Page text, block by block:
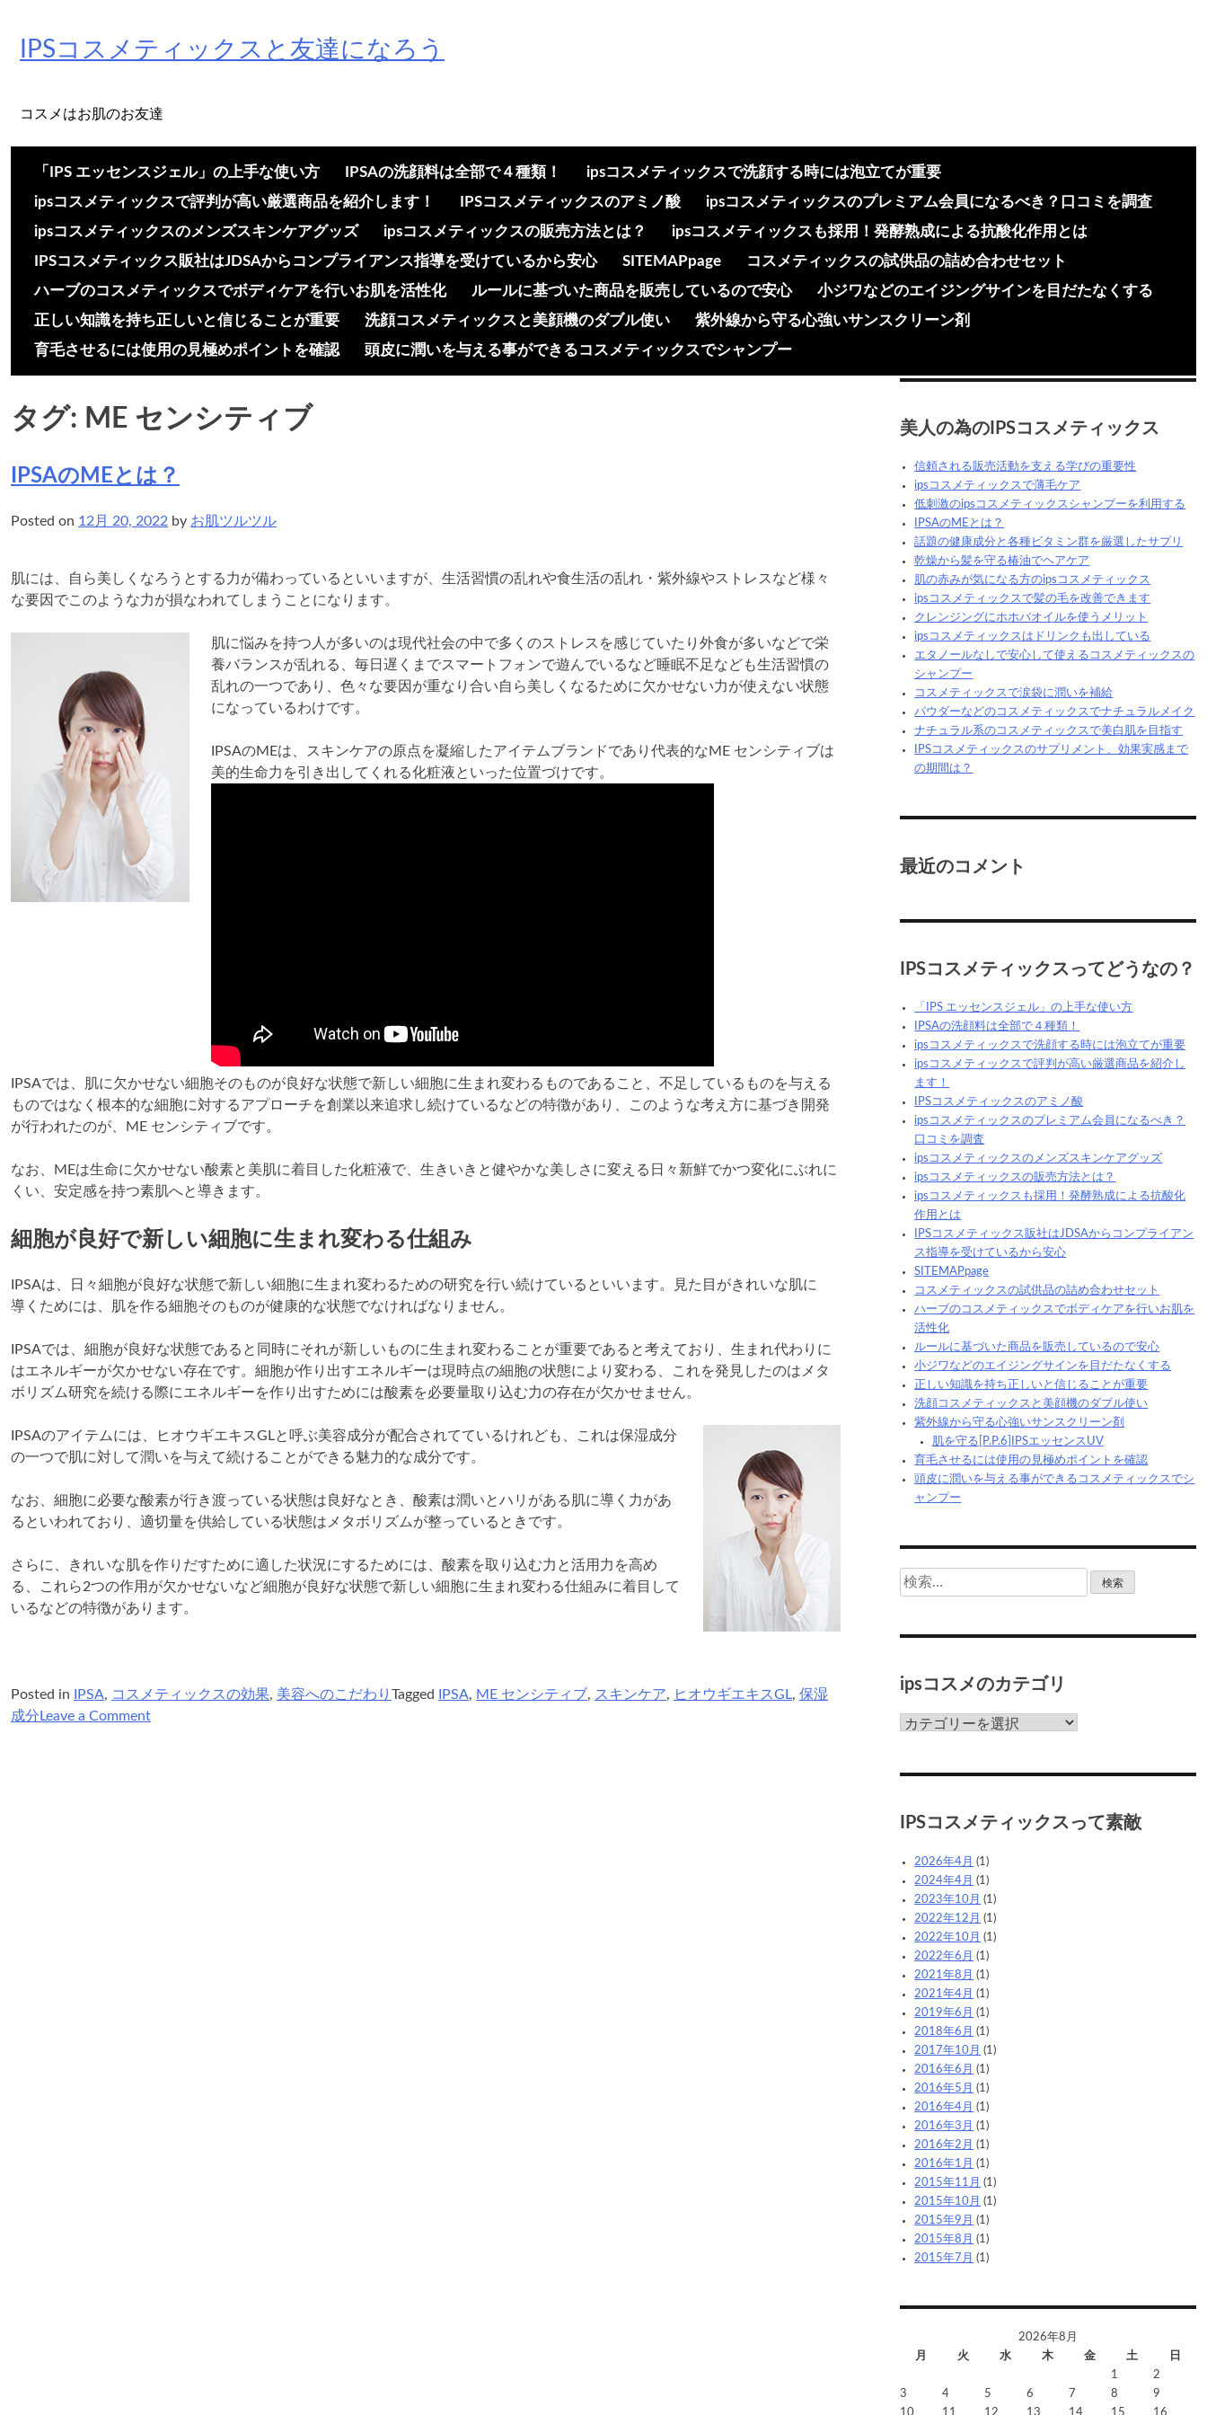
content
IPSコスメティックスと友達になろう
コスメはお肌のお友達
「IPS エッセンスジェル」の上手な使い方 IPSAの洗顔料は全部で４種類！
ipsコスメティックスで洗顔する時には泡立てが重要
ipsコスメティックスで評判が高い厳選商品を紹介します！
IPSコスメティックスのアミノ酸
ipsコスメティックスのプレミアム会員になるべき？口コミを調査
ipsコスメティックスのメンズスキンケアグッズ
ipsコスメティックスの販売方法とは？
ipsコスメティックスも採用！発酵熟成による抗酸化作用とは
IPSコスメティックス販社はJDSAからコンプライアンス指導を受けているから安心
SITEMAPpage
コスメティックスの試供品の詰め合わせセット
ハーブのコスメティックスでボディケアを行いお肌を活性化
ルールに基づいた商品を販売しているので安心
小ジワなどのエイジングサインを目だたなくする
正しい知識を持ち正しいと信じることが重要
洗顔コスメティックスと美顔機のダブル使い
紫外線から守る心強いサンスクリーン剤
育毛させるには使用の見極めポイントを確認
頭皮に潤いを与える事ができるコスメティックスでシャンプー
タグ: ME センシティブ
IPSAのMEとは？
Posted on 12月 20, 2022 by お肌ツルツル
肌には、自ら美しくなろうとする力が備わっているといいますが、生活習慣の乱れや食生活の乱れ・紫外線やストレスなど様々
な要因でこのような力が損なわれてしまうことになります。
肌に悩みを持つ人が多いのは現代社会の中で多くのストレスを感じていたり外食が多いなどで栄
養バランスが乱れる、毎日遅くまでスマートフォンで遊んでいるなど睡眠不足なども生活習慣の
乱れの一つであり、色々な要因が重なり合い自ら美しくなるために欠かせない力が使えない状態
になっているわけです。
IPSAのMEは、スキンケアの原点を凝縮したアイテムブランドであり代表的なME センシティブは
美的生命力を引き出してくれる化粧液といった位置づけです。
IPSAでは、肌に欠かせない細胞そのものが良好な状態で新しい細胞に生まれ変わるものであること、不足しているものを与える
ものではなく根本的な細胞に対するアプローチを創業以来追求し続けているなどの特徴があり、このような考え方に基づき開発
が行われたのが、ME センシティブです。
なお、MEは生命に欠かせない酸素と美肌に着目した化粧液で、生きいきと健やかな美しさに変える日々新鮮でかつ変化にぶれに
くい、安定感を持つ素肌へと導きます。
細胞が良好で新しい細胞に生まれ変わる仕組み
IPSAは、日々細胞が良好な状態で新しい細胞に生まれ変わるための研究を行い続けているといいます。見た目がきれいな肌に
導くためには、肌を作る細胞そのものが健康的な状態でなければなりません。
IPSAでは、細胞が良好な状態であると同時にそれが新しいものに生まれ変わることが重要であると考えており、生まれ代わりに
はエネルギーが欠かせない存在です。細胞が作り出すエネルギーは現時点の細胞の状態により変わる、これを発見したのはメタ
ボリズム研究を続ける際にエネルギーを作り出すためには酸素を必要量取り込む力の存在が欠かせません。
IPSAのアイテムには、ヒオウギエキスGLと呼ぶ美容成分が配合されてているけれども、これは保湿成分
の一つで肌に対して潤いを与えて続けることができる魅力的な成分です。
なお、細胞に必要な酸素が行き渡っている状態は良好なとき、酸素は潤いとハリがある肌に導く力があ
るといわれており、適切量を供給している状態はメタボリズムが整っているときです。
さらに、きれいな肌を作りだすために適した状況にするためには、酸素を取り込む力と活用力を高め
る、これら2つの作用が欠かせないなど細胞が良好な状態で新しい細胞に生まれ変わる仕組みに着目して
いるなどの特徴があります。
Posted in IPSA, コスメティックスの効果, 美容へのこだわり Tagged IPSA, ME センシティブ, スキンケア, ヒオウギエキスGL, 保湿
成分 Leave a Commenton
美人の為のIPSコスメティックス
信頼される販売活動を支える学びの重要性
ipsコスメティックスで薄毛ケア
低刺激のipsコスメティックスシャンプーを利用する
IPSAのMEとは？
話題の健康成分と各種ビタミン群を厳選したサプリ
乾燥から髪を守る椿油でヘアケア
肌の赤みが気になる方のipsコスメティックス
ipsコスメティックスで髪の毛を改善できます
クレンジングにホホバオイルを使うメリット
ipsコスメティックスはドリンクも出している
エタノールなしで安心して使えるコスメティックスの
シャンプー
コスメティックスで涙袋に潤いを補給
パウダーなどのコスメティックスでナチュラルメイク
ナチュラル系のコスメティックスで美白肌を目指す
IPSコスメティックスのサプリメント、効果実感まで
の期間は？
最近のコメント
IPSコスメティックスってどうなの？
「IPS エッセンスジェル」の上手な使い方
IPSAの洗顔料は全部で４種類！
ipsコスメティックスで洗顔する時には泡立てが重要
ipsコスメティックスで評判が高い厳選商品を紹介し
ます！
IPSコスメティックスのアミノ酸
ipsコスメティックスのプレミアム会員になるべき？
口コミを調査
ipsコスメティックスのメンズスキンケアグッズ
ipsコスメティックスの販売方法とは？
ipsコスメティックスも採用！発酵熟成による抗酸化
作用とは
IPSコスメティックス販社はJDSAからコンプライアン
ス指導を受けているから安心
SITEMAPpage
コスメティックスの試供品の詰め合わせセット
ハーブのコスメティックスでボディケアを行いお肌を
活性化
ルールに基づいた商品を販売しているので安心
小ジワなどのエイジングサインを目だたなくする
正しい知識を持ち正しいと信じることが重要
洗顔コスメティックスと美顔機のダブル使い
紫外線から守る心強いサンスクリーン剤
肌を守る[P.P.6]IPSエッセンスUV
育毛させるには使用の見極めポイントを確認
頭皮に潤いを与える事ができるコスメティックスでシ
ャンプー
検
索:
ipsコスメのカテゴリ
ips
メ
カIPSコスメティックスって素敵
2026年4月 (1)
2024年4月 (1)
2023年10月 (1)
2022年12月 (1)
2022年10月 (1)
2022年6月 (1)
2021年8月 (1)
2021年4月 (1)
2019年6月 (1)
2018年6月 (1)
2017年10月 (1)
2016年6月 (1)
2016年5月 (1)
2016年4月 (1)
2016年3月 (1)
2016年2月 (1)
2016年1月 (1)
2015年11月 (1)
2015年10月 (1)
2015年9月 (1)
2015年8月 (1)
2015年7月 (1)
2026年8月
月
火 水 木 金 土
日
1
2
3
4 5 6 7 8
9
10
11 12 13 14 15 16